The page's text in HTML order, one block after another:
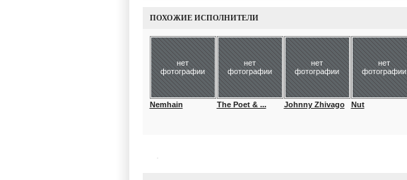
ПОХОЖИЕ ИСПОЛНИТЕЛИ
нет
фотографии
Nemhain
нет
фотографии
The Poet & ...
нет
фотографии
Johnny Zhivago
нет
фотографии
Nut